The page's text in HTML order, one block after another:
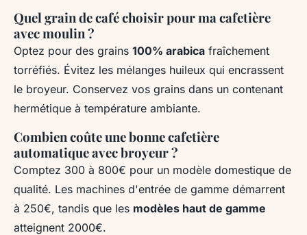
Quel grain de café choisir pour ma cafetière
avec moulin ?
Optez pour des grains 100% arabica fraîchement
torréfiés. Évitez les mélanges huileux qui encrassent
le broyeur. Conservez vos grains dans un contenant
hermétique à température ambiante.
Combien coûte une bonne cafetière
automatique avec broyeur ?
Comptez 300 à 800€ pour un modèle domestique de
qualité. Les machines d'entrée de gamme démarrent
à 250€, tandis que les modèles haut de gamme
atteignent 2000€.